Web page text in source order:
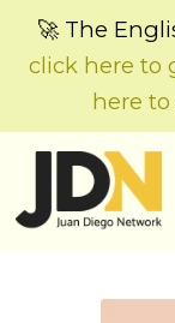
🚀 The
click here to
here